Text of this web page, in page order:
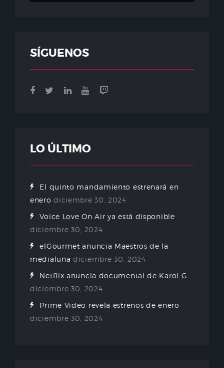
SÍGUENOS
LO ÚLTIMO
El quinto mandamiento estrenará en
enero diciembre 30, 2024
Voice Love On Air ya está disponible
diciembre 30, 2024
elGourmet anuncia Maestros de la
medialuna diciembre 30, 2024
Netflix anuncia documental de Karol G
diciembre 30, 2024
Prime Video revela estrenos de enero
diciembre 30, 2024